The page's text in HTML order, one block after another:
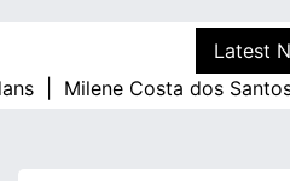
Latest
|
Milene Costa dos